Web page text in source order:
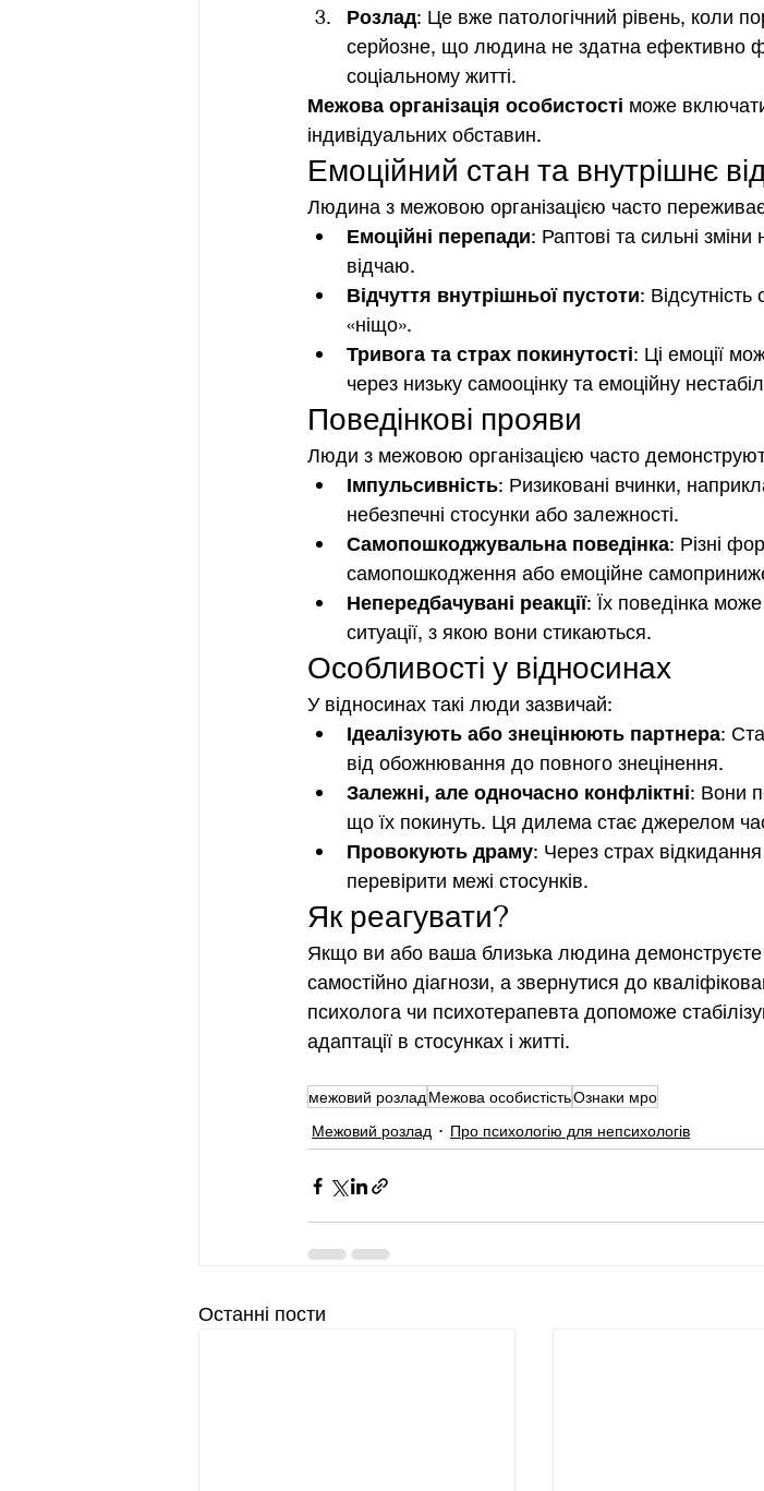
Розлад: Це вже патологічний рівень, коли
серйозне, що людина не здатна ефективно
соціальному житті.
Межова організація особистості може
індивідуальних обставин.
Емоційний стан та внутрішнє
Людина з межовою організацією часто
Емоційні перепади: Раптові та сильні
відчаю.
Відчуття внутрішньої пустоти:
«ніщо».
Тривога та страх покинутості: Ці емоції
через низьку самооцінку та емоційну
Поведінкові прояви
Люди з межовою організацією часто
Імпульсивність: Ризиковані вчинки,
небезпечні стосунки або залежності.
Самопошкоджувальна поведінка: Різні
самопошкодження або емоційне
Непередбачувані реакції: Їх поведінка
ситуації, з якою вони стикаються.
Особливості у відносинах
У відносинах такі люди зазвичай:
Ідеалізують або знецінюють партнера:
від обожнювання до повного знецінення.
Залежні, але одночасно конфліктні: Вони
що їх покинуть. Ця дилема стає джерелом
Провокують драму: Через страх
перевірити межі стосунків.
Як реагувати?
Якщо ви або ваша близька людина демонструєте
самостійно діагнози, а звернутися до
психолога чи психотерапевта допоможе
адаптації в стосунках і житті.
межовий розлад Межова особистістьОзнаки мро
Межовий розлад
Про психологію для непсихологів
Останні пости